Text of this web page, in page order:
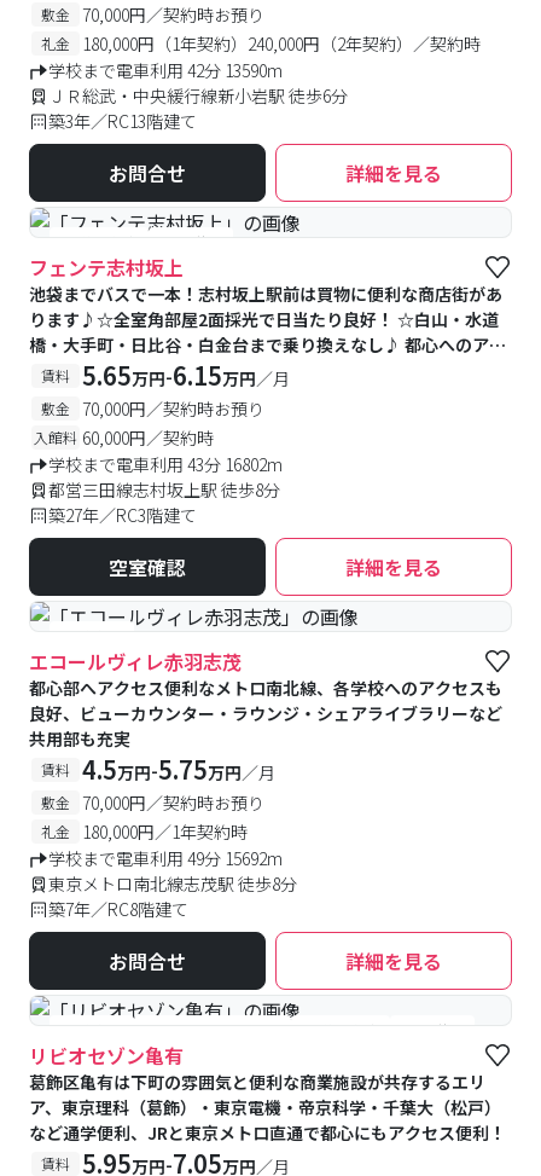
敷金 70,000円／契約時お預り
礼金
180,000円（1年契約）240,000円（2年契約）／契約時
学校まで電車利用 42分 13590m
ＪＲ総武・中央緩行線新小岩駅 徒歩6分
築3年／RC13階建て
お問合せ 詳細を見る
#予約受付中 #空室待ち
フェンテ志村坂上
池袋までバスで一本！志村坂上駅前は買物に便利な商店街があ
ります♪☆全室角部屋2面採光で日当たり良好！ ☆白山・水道
橋・大手町・日比谷・白金台まで乗り換えなし♪ 都心へのアク
セスも良好です！
賃料 5.65万円-6.15万円／月
敷金 70,000円／契約時お預り
入館料 60,000円／契約時
学校まで電車利用 43分 16802m
都営三田線志村坂上駅 徒歩8分
築27年／RC3階建て
空室確認 詳細を見る
#食事付き
エコールヴィレ赤羽志茂
都心部へアクセス便利なメトロ南北線、各学校へのアクセスも
良好、ビューカウンター・ラウンジ・シェアライブラリーなど
共用部も充実
賃料 4.5万円-5.75万円／月
敷金 70,000円／契約時お預り
礼金
180,000円／1年契約時
学校まで電車利用 49分 15692m
東京メトロ南北線志茂駅 徒歩8分
築7年／RC8階建て
お問合せ 詳細を見る
#食事付き #女性専用フロアあり #予約受付中 #空室待ち
リビオセゾン亀有
葛飾区亀有は下町の雰囲気と便利な商業施設が共存するエリ
ア、東京理科（葛飾）・東京電機・帝京科学・千葉大（松戸）
など通学便利、JRと東京メトロ直通で都心にもアクセス便利！
賃料 5.95万円-7.05万円／月